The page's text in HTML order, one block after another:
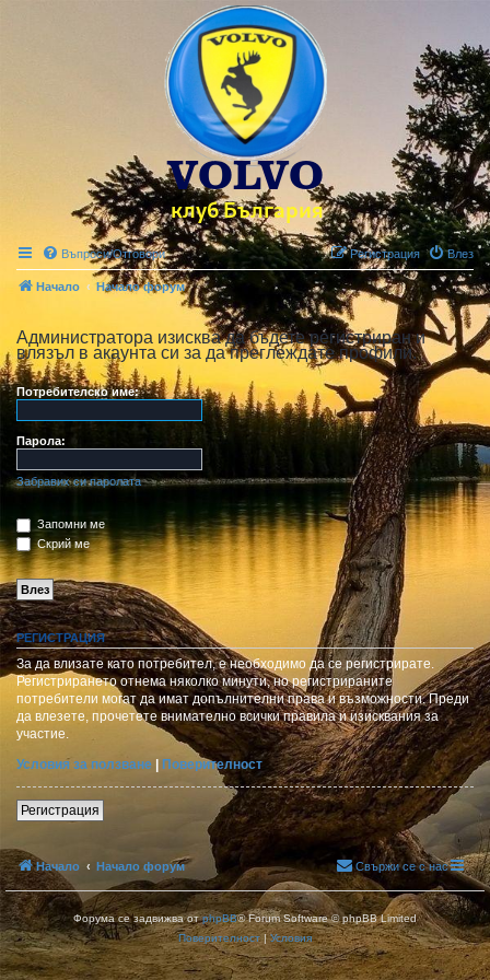
Въпроси/Отговори Влез
Регистрация
Начало Начало форум
Администратора изисква да бъдете регистриран и
влязъл в акаунта си за да преглеждате профили.
Потребителско име:
Парола:
Забравих си паролата
Запомни ме
Скрий ме
РЕГИСТРАЦИЯ
За да влизате като потребител, е необходимо да се регистрирате.
Регистрирането отнема няколко минути, но регистрираните
потребители могат да имат допълнителни права и възможности. Преди
да влезете, прочетете внимателно всички правила и изисквания за
участие.
Условия за ползване | Поверителност
Регистрация
Начало Начало форум Свържи се с нас
Форума се задвижва отphpBB® Forum Software © phpBB Limited
Поверителност|Условия